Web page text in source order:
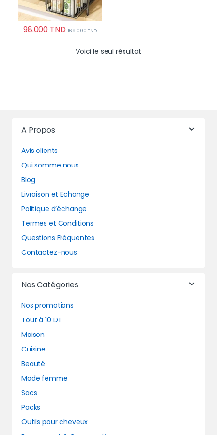
98.000 TND 169.000TND
Ce produit a plusieurs variations. Les options
Voici le seul résultat
A Propos
Avis clients
Qui somme nous
Blog
Livraison et Echange
Politique d’échange
Termes et Conditions
Questions Fréquentes
Contactez-nous
Nos Catégories
Nos promotions
Tout à 10 DT
Maison
Cuisine
Beauté
Mode femme
Sacs
Packs
Outils pour cheveux